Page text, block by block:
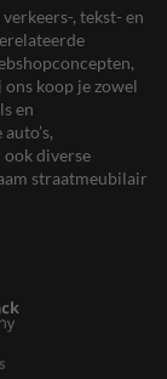
, tekst- en
koop je zowel
en
diverse
straatmeubilair